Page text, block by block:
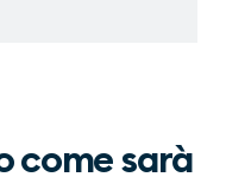
come sarà